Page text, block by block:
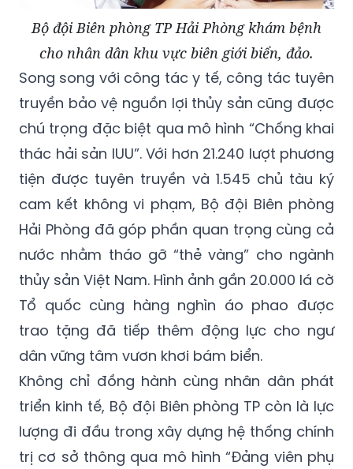
Bộ đội Biên phòng TP Hải Phòng khám bệnh
cho nhân dân khu vực biên giới biển, đảo.
Song song với công tác y tế, công tác tuyên
truyền bảo vệ nguồn lợi thủy sản cũng được
chú trọng đặc biệt qua mô hình “Chống khai
thác hải sản IUU”. Với hơn 21.240 lượt phương
tiện được tuyên truyền và 1.545 chủ tàu ký
cam kết không vi phạm, Bộ đội Biên phòng
Hải Phòng đã góp phần quan trọng cùng cả
nước nhằm tháo gỡ “thẻ vàng” cho ngành
thủy sản Việt Nam. Hình ảnh gần 20.000 lá cờ
Tổ quốc cùng hàng nghìn áo phao được
trao tặng đã tiếp thêm động lực cho ngư
dân vững tâm vươn khơi bám biển.
Không chỉ đồng hành cùng nhân dân phát
triển kinh tế, Bộ đội Biên phòng TP còn là lực
lượng đi đầu trong xây dựng hệ thống chính
trị cơ sở thông qua mô hình “Đảng viên phụ